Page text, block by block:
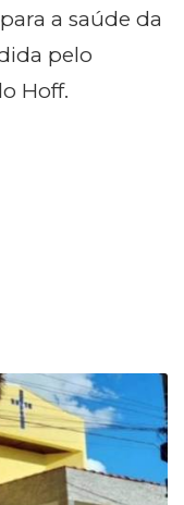
a saúde da
pelo
Hoff.